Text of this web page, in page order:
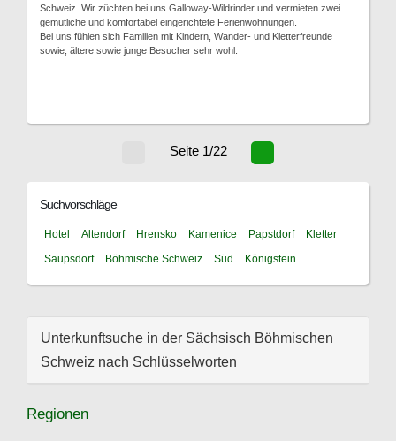
Schweiz. Wir züchten bei uns Galloway-Wildrinder und vermieten zwei
gemütliche und komfortabel eingerichtete Ferienwohnungen.
Bei uns fühlen sich Familien mit Kindern, Wander- und Kletterfreunde
sowie, ältere sowie junge Besucher sehr wohl.
Seite 1/22
Suchvorschläge
Hotel Altendorf Hrensko Kamenice Papstdorf
Kletter
Saupsdorf
Böhmische Schweiz Süd Königstein
Unterkunftsuche in der Sächsisch Böhmischen
Schweiz nach Schlüsselworten
Regionen